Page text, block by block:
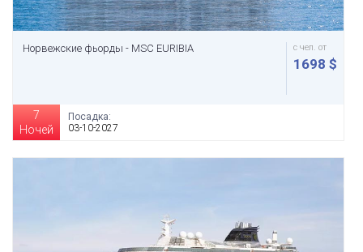
Норвежские фьорды - MSC EURIBIA с чел. от
1698 $
7
Ночей
Посадка:
03-10-2027